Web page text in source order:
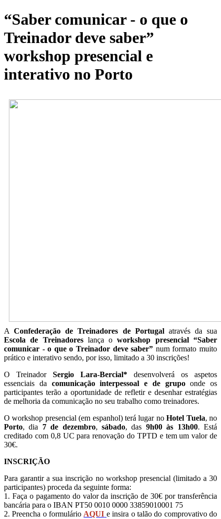
“Saber comunicar - o que o
Treinador deve saber”
workshop presencial e
interativo no Porto
AConfederação de Treinadores de Portugalatravés da sua
Escola de Treinadoreslança oworkshop presencial “Saber
comunicar - o que o Treinador deve saber” num formato muito
prático e interativo sendo, por isso, limitado a 30 inscrições!
O Treinador Sergio Lara-Bercial* desenvolverá os aspetos
essenciais da comunicação interpessoal e de grupoonde os
participantes terão a oportunidade de refletir e desenhar estratégias
de melhoria da comunicação no seu trabalho como treinadores.
O workshop presencial (em espanhol) terá lugar noHotel Tuela, no
Porto, dia 7 de dezembro,sábado, das 9h00 às 13h00. Está
creditado com 0,8 UC para renovação do TPTD e tem um valor de
30€.
INSCRIÇÃO
Para garantir a sua inscrição no workshop presencial (limitado a 30
participantes) proceda da seguinte forma:
1. Faça o pagamento do valor da inscrição de 30€ por transferência
bancária para o IBAN PT50 0010 0000 33859010001 75
2. Preencha o formulário AQUI e insira o talão do comprovativo do